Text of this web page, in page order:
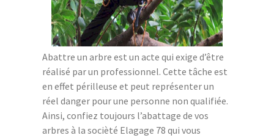
Abattre un arbre est un acte qui exige d’être
réalisé par un professionnel. Cette tâche est
en effet périlleuse et peut représenter un
réel danger pour une personne non qualifiée.
Ainsi, confiez toujours l’abattage de vos
arbres à la socièté Elagage 78 qui vous